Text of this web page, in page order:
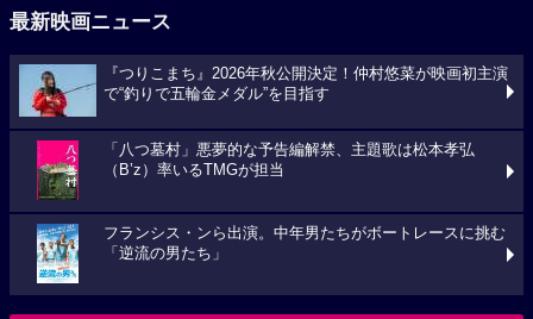
最新映画ニュース
『つりこまち』2026年秋公開決定！仲村悠菜が映画初主演
で“釣りで五輪金メダル”を目指す
「八つ墓村」悪夢的な予告編解禁、主題歌は松本孝弘
（B’z）率いるTMGが担当
フランシス・ンら出演。中年男たちがボートレースに挑む
「逆流の男たち」